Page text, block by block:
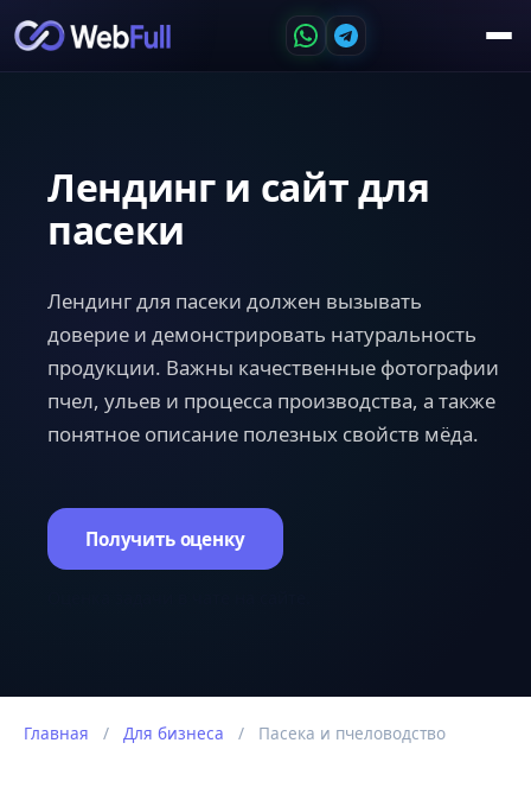
Лендинг и сайт для
пасеки
Лендинг для пасеки должен вызывать
доверие и демонстрировать натуральность
продукции. Важны качественные фотографии
пчел, ульев и процесса производства, а также
понятное описание полезных свойств мёда.
Получить оценку
Главная / Для бизнеса / Пасека и пчеловодство